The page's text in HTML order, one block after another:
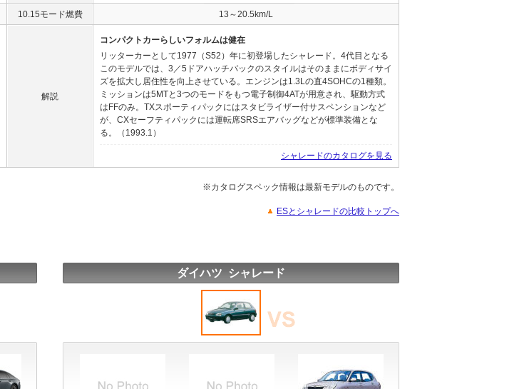
10.15モード燃費 13～20.5km/L
解説
コンパクトカーらしいフォルムは健在
リッターカーとして1977（S52）年に初登場したシャレード。4代目となる
このモデルでは、3／5ドアハッチバックのスタイルはそのままにボディサイ
ズを拡大し居住性を向上させている。エンジンは1.3Lの直4SOHCの1種類。
ミッションは5MTと3つのモードをもつ電子制御4ATが用意され、駆動方式
はFFのみ。TXスポーティパックにはスタビライザー付サスペンションなど
が、CXセーフティパックには運転席SRSエアバッグなどが標準装備とな
る。（1993.1）
シャレードのカタログを見る
※カタログスペック情報は最新モデルのものです。
ESとシャレードの比較トップへ
ダイハツ シャレード